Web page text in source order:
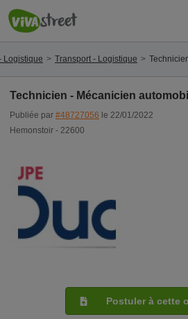
Logistique Transport - Logistique
Technicien - Mécanicien
Publiée par #48727056 le 22/01/2022
Hemonstoir - 22600
Postuler à cette